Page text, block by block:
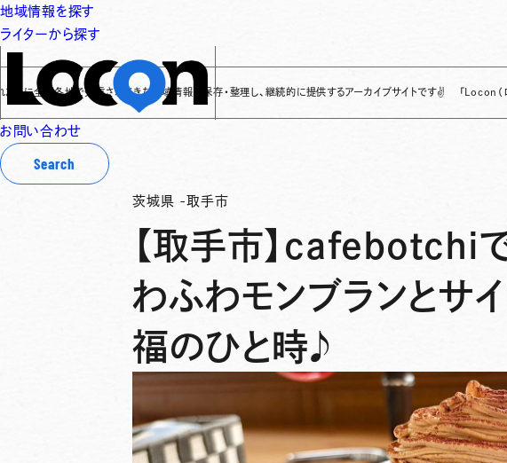
地域情報を探す
ライターから探す
お問い合わせ
Search
地で発信されてきた地域情報を保存・整理し、継続的に提供するアーカイブサイトです✌ 「Locon（ロコン）」は、
茨城県 -取手市
【取手市】cafebotchi
わふわモンブランとサ
福のひと時♪